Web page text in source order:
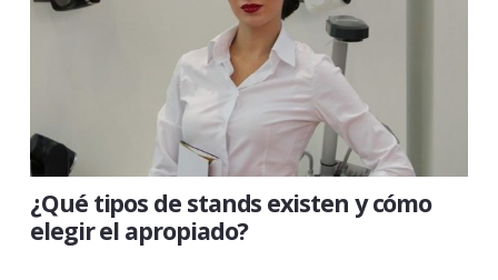
¿Qué tipos de stands existen y cómo
elegir el apropiado?